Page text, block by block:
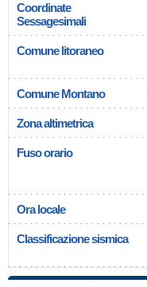
Coordinate
Sessagesimali
Comune litoraneo
Comune Montano
Zona altimetrica
Fuso orario
Ora locale
Classificazione sismica